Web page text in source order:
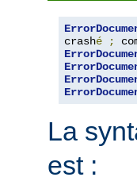
crashé ;
La
est :